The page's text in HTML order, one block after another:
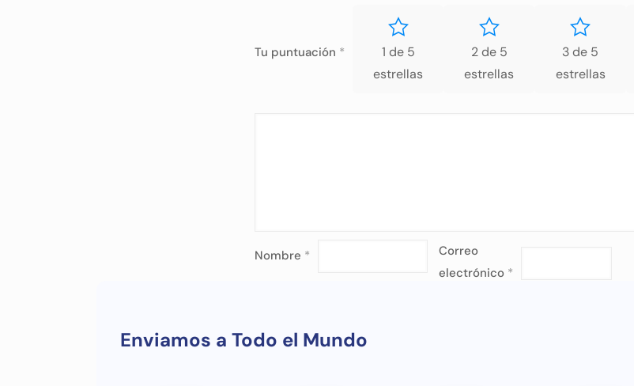
Tu puntuación *
1 de 5
estrellas
2 de 5
estrellas
3 de 5
estrellas
Nombre *
Correo
electrónico *
Enviamos a Todo el Mundo